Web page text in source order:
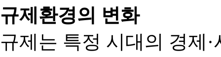
규제환경의 변화
규제는 특정 시대의 경제